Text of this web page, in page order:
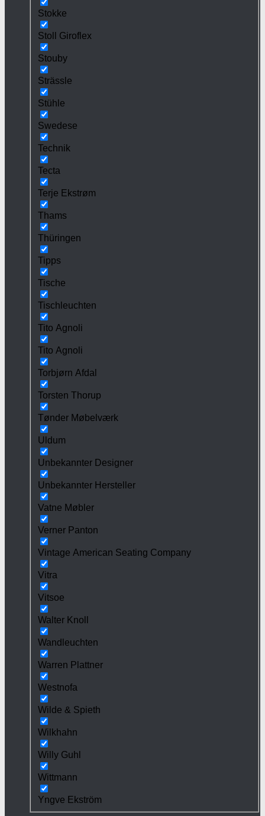
Stokke
Stoll Giroflex
Stouby
Strässle
Stühle
Swedese
Technik
Tecta
Terje Ekstrøm
Thams
Thüringen
Tipps
Tische
Tischleuchten
Tito Agnoli
Tito Agnoli
Torbjørn Afdal
Torsten Thorup
Tønder Møbelværk
Uldum
Unbekannter Designer
Unbekannter Hersteller
Vatne Møbler
Verner Panton
Vintage American Seating Company
Vitra
Vitsoe
Walter Knoll
Wandleuchten
Warren Plattner
Westnofa
Wilde & Spieth
Wilkhahn
Willy Guhl
Wittmann
Yngve Ekström